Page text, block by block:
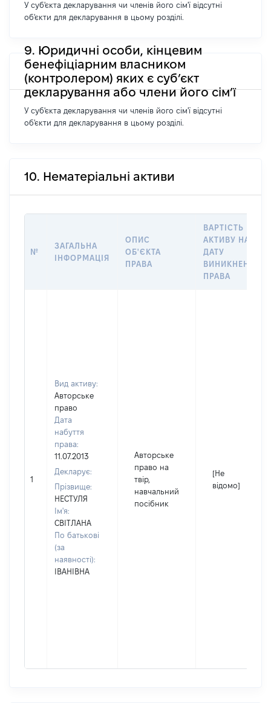
У суб'єкта декларування чи членів його сім'ї відсутні
об'єкти для декларування в цьому розділі.
9. Юридичні особи, кінцевим
бенефіціарним власником
(контролером) яких є суб’єкт
декларування або члени його сім’ї
У суб'єкта декларування чи членів його сім'ї відсутні
об'єкти для декларування в цьому розділі.
10. Нематеріальні активи
№
ЗАГАЛЬНА
ІНФОРМАЦІЯ
ОПИС
ОБ'ЄКТА
ПРАВА
ВАРТІСТЬ
АКТИВУ НА
ДАТУ
ВИНИКНЕННЯ
ПРАВА
1
Вид активу:
Авторське
право
Дата
набуття
права:
11.07.2013
Декларує:
Прізвище:
НЕСТУЛЯ
Ім'я:
СВІТЛАНА
По батькові
(за
наявності):
ІВАНІВНА
Авторське
право на
твір,
навчальний
посібник
[Не
відомо]